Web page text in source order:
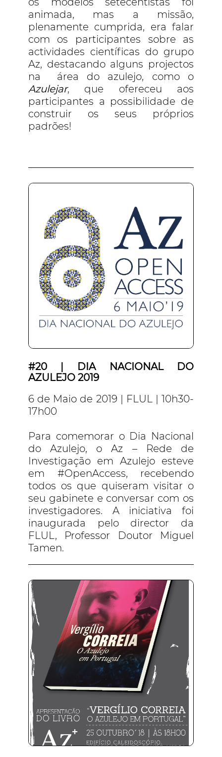
animada, mas a missão,
plenamente cumprida, era falar
com os participantes sobre as
actividades científicas do grupo
Az, destacando alguns projectos
na área do azulejo, como o
Azulejar, que ofereceu aos
participantes a possibilidade de
construir os seus próprios
padrões!
#20 | DIA NACIONAL DO
AZULEJO 2019
6 de Maio de 2019 | FLUL | 10h30-
17h00
Para comemorar o Dia Nacional
do Azulejo, o Az – Rede de
Investigação em Azulejo esteve
em #OpenAccess, recebendo
todos os que quiseram visitar o
seu gabinete e conversar com os
investigadores. A iniciativa foi
inaugurada pelo director da
FLUL, Professor Doutor Miguel
Tamen.